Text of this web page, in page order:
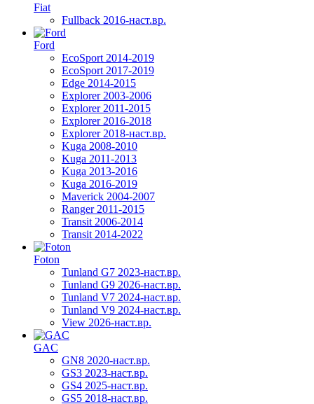
Fiat
Fullback 2016-наст.вр.
Ford
EcoSport 2014-2019
EcoSport 2017-2019
Edge 2014-2015
Explorer 2003-2006
Explorer 2011-2015
Explorer 2016-2018
Explorer 2018-наст.вр.
Kuga 2008-2010
Kuga 2011-2013
Kuga 2013-2016
Kuga 2016-2019
Maverick 2004-2007
Ranger 2011-2015
Transit 2006-2014
Transit 2014-2022
Foton
Tunland G7 2023-наст.вр.
Tunland G9 2026-наст.вр.
Tunland V7 2024-наст.вр.
Tunland V9 2024-наст.вр.
View 2026-наст.вр.
GAC
GN8 2020-наст.вр.
GS3 2023-наст.вр.
GS4 2025-наст.вр.
GS5 2018-наст.вр.